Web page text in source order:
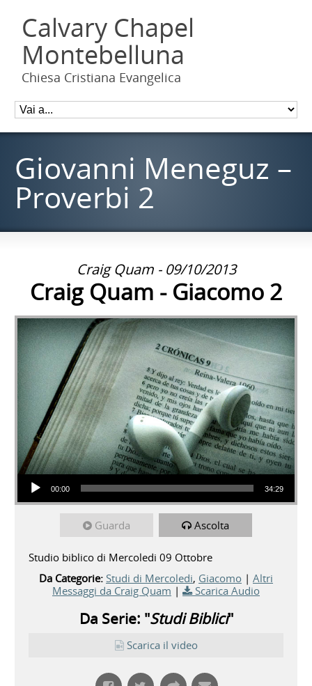
Calvary Chapel
Montebelluna
Chiesa Cristiana Evangelica
Giovanni Meneguz –
Proverbi 2
Craig Quam - 09/10/2013
Craig Quam - Giacomo 2
Audio Player
00:00 34:29
Guarda Ascolta
Studio biblico di Mercoledi 09 Ottobre
Da Categorie: Studi di Mercoledi, Giacomo | Altri
Messaggi da Craig Quam | Scarica Audio
Da Serie: "Studi Biblici"
Scarica il video